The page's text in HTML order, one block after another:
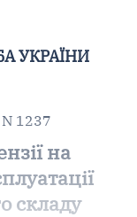
УКРАЇНИ
1237
на
складу